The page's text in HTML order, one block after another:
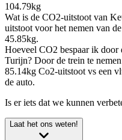
104.79kg
Wat is de CO2-uitstoot van
uitstoot voor het nemen van
45.85kg.
Hoeveel CO2 bespaar ik door
Turijn? Door de trein te
85.14kg Co2-uitstoot vs een
de auto.
Is er iets dat we kunnen
Laat het ons weten!